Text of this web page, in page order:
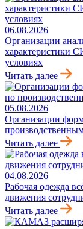
06.08.2026
Организации
характеристики
условиях
Читать далее
05.08.2026
Организации
Читать далее
04.08.2026
Рабочая одежда
движения
Читать далее